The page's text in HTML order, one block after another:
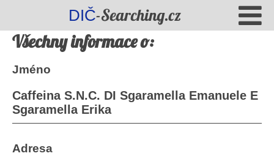
DIČ-Searching.cz
Všechny informace o:
Jméno
Caffeina S.N.C. DI Sgaramella Emanuele E
Sgaramella Erika
Adresa